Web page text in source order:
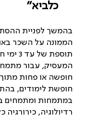
כלביא״
בהמשך לפניית
הממונה על השכר
תוספת
חופשת לימודים,
במתמחות ומתמחים
רדיולוגיה, כירורגיה